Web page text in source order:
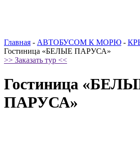
Главная - АВТОБУСОМ К МОРЮ -
Гостиница «БЕЛЫЕ ПАРУСА»
>> Заказать тур <<
Гостиница
ПАРУСА»